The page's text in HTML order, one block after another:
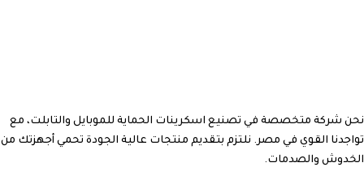
نحن شركة متخصصة في تصنيع اسكرينات الحماية للموبايل والتابلت، مع
تواجدنا القوي في مصر. نلتزم بتقديم منتجات عالية الجودة تحمي أجهزتك من
الخدوش والصدمات.